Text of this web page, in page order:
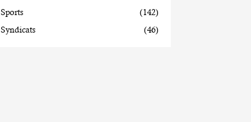
Sports
(142)
Syndicats
(46)